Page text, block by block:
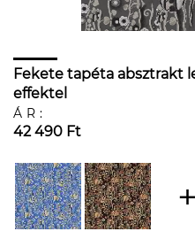
Fekete tapéta absztrakt
effektel
ÁR:
42 490 Ft